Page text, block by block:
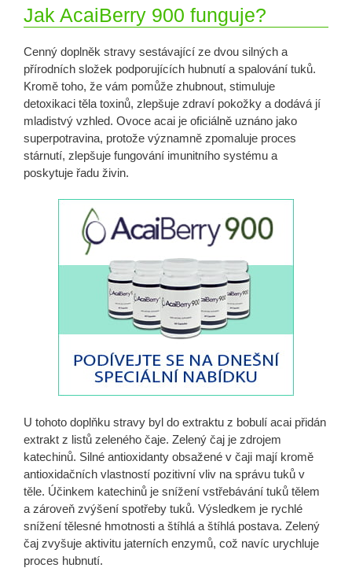
Jak AcaiBerry 900 funguje?
Cenný doplněk stravy sestávající ze dvou silných a
přírodních složek podporujících hubnutí a spalování tuků.
Kromě toho, že vám pomůže zhubnout, stimuluje
detoxikaci těla toxinů, zlepšuje zdraví pokožky a dodává jí
mladistvý vzhled. Ovoce acai je oficiálně uznáno jako
superpotravina, protože významně zpomaluje proces
stárnutí, zlepšuje fungování imunitního systému a
poskytuje řadu živin.
U tohoto doplňku stravy byl do extraktu z bobulí acai přidán
extrakt z listů zeleného čaje. Zelený čaj je zdrojem
katechinů. Silné antioxidanty obsažené v čaji mají kromě
antioxidačních vlastností pozitivní vliv na správu tuků v
těle. Účinkem katechinů je snížení vstřebávání tuků tělem
a zároveň zvýšení spotřeby tuků. Výsledkem je rychlé
snížení tělesné hmotnosti a štíhlá a štíhlá postava. Zelený
čaj zvyšuje aktivitu jaterních enzymů, což navíc urychluje
proces hubnutí.